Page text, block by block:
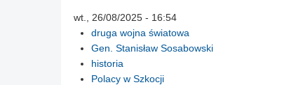
wt., 26/08/2025 - 16:54
druga wojna światowa
Gen. Stanisław Sosabowski
historia
Polacy w Szkocji